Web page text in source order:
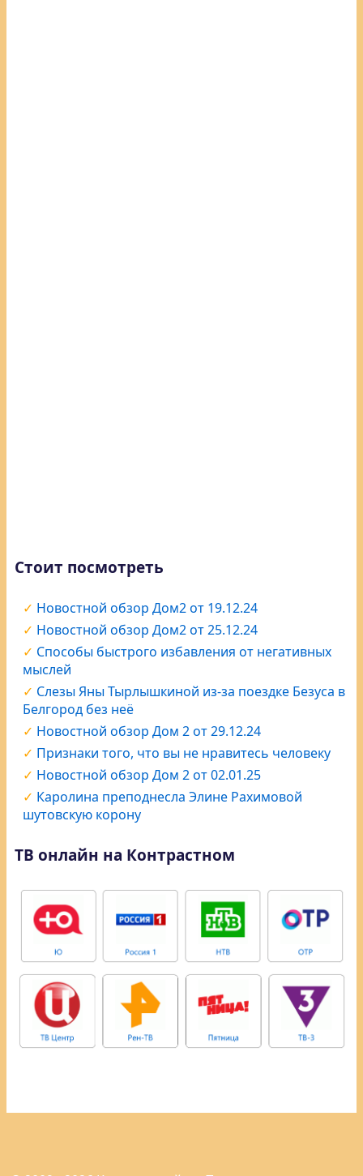
Стоит посмотреть
Новостной обзор Дом2 от 19.12.24
Новостной обзор Дом2 от 25.12.24
Способы быстрого избавления от негативных
мыслей
Слезы Яны Тырлышкиной из-за поездке Безуса в
Белгород без неё
Новостной обзор Дом 2 от 29.12.24
Признаки того, что вы не нравитесь человеку
Новостной обзор Дом 2 от 02.01.25
Каролина преподнесла Элине Рахимовой
шутовскую корону
ТВ онлайн на Контрастном